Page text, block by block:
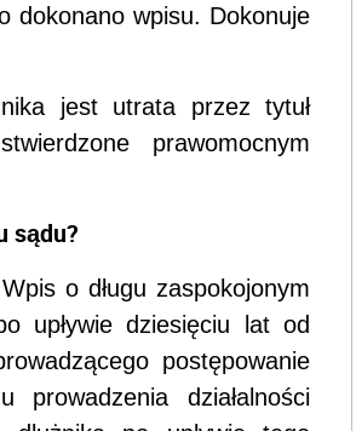
dokonano wpisu. Dokonuje
jest utrata przez tytuł
prawomocnym
sądu?
o długu zaspokojonym
upływie dziesięciu lat od
postępowanie
prowadzenia działalności